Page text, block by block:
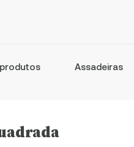
Assadeiras